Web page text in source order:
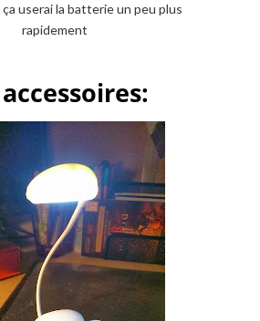
ça userai la batterie un peu plus
rapidement